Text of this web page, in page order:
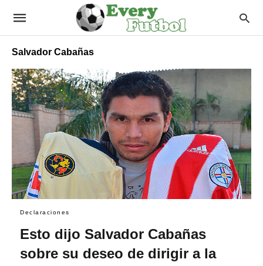
Salvador Cabañas
Declaraciones
Esto dijo Salvador Cabañas
sobre su deseo de dirigir a la